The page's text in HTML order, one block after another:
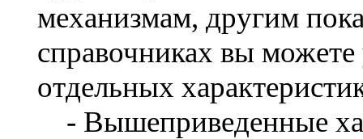
механизмам, другим
справочниках вы можете
отдельных
- Вышеприведенные